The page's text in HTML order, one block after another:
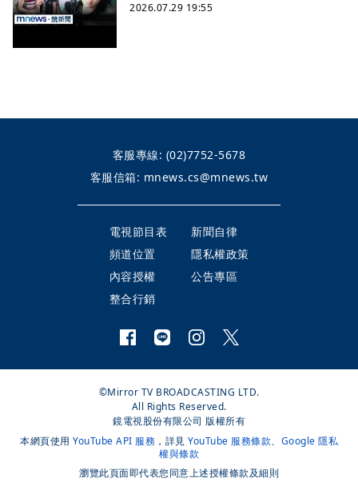
2026.07.29 19:55
客服專線: (02)7752-5678
客服信箱: mnews.cs@mnews.tw
電視節目表
新聞自律
頻道位置
隱私權政策
內容授權
公告專區
整合行銷
©Mirror TV BROADCASTING LTD.
All Rights Reserved.
鏡電視股份有限公司 版權所有
本網頁使用 YouTube API 服務 ，詳見 YouTube 服務條款、 Google 隱私
權與條款
瀏覽此頁面即代表您同意上述授權條款及細則